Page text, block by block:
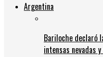
Argentina
Bariloche declaró
intensas nevadas